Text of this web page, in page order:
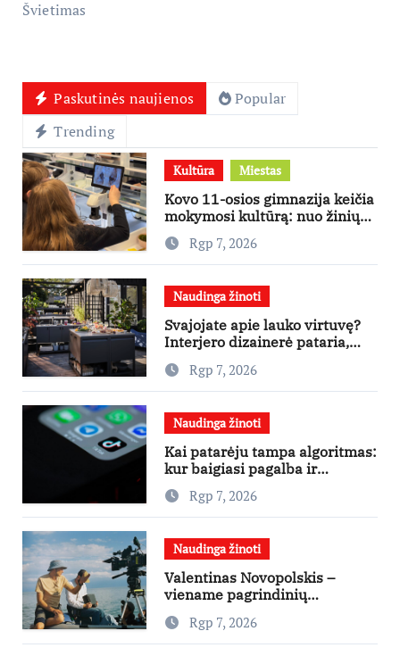
Švietimas
Paskutinės naujienos
Popular
Trending
Kultūra Miestas
Kovo 11-osios gimnazija keičia
mokymosi kultūrą: nuo žinių
kaupimo – prie jų supratimo ir
taikymo
Rgp 7, 2026
Naudinga žinoti
Svajojate apie lauko virtuvę?
Interjero dizainerė pataria,
nuo ko pradėti
Rgp 7, 2026
Naudinga žinoti
Kai patarėju tampa algoritmas:
kur baigiasi pagalba ir
prasideda reklama?
Rgp 7, 2026
Naudinga žinoti
Valentinas Novopolskis –
viename pagrindinių
vaidmenų penkių šalių filme
„Nugalėtoja“: Lietuvos kino
teatruose – nuo rugpjūčio 7-
Rgp 7, 2026